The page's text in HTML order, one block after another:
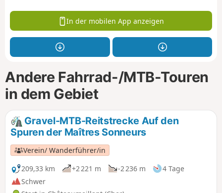
In der mobilen App anzeigen
Andere Fahrrad-/MTB-Touren
in dem Gebiet
Gravel-MTB-Reitstrecke Auf den
Spuren der Maîtres Sonneurs
Verein/ Wanderführer/in
209,33 km
+2 221 m -2 236 m
4 Tage
Schwer